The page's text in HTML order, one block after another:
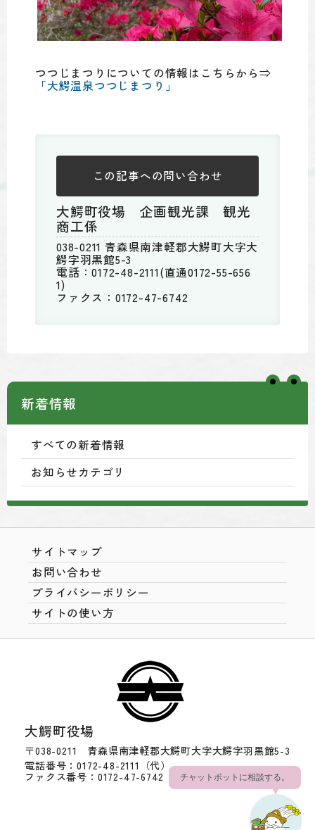
つつじまつりについての情報はこちらから⇒
「大鰐温泉つつじまつり」
この記事への問い合わせ
大鰐町役場 企画観光課 観光
商工係
038-0211 青森県南津軽郡大鰐町大字大
鰐字羽黒館5-3
電話：0172-48-2111(直通0172-55-656
1)
ファクス：0172-47-6742
新着情報
すべての新着情報
お知らせカテゴリ
サイトマップ
お問い合わせ
プライバシーポリシー
サイトの使い方
大鰐町役場
〒038-0211 青森県南津軽郡大鰐町大字大鰐字羽黒館5-3
電話番号：0172-48-2111（代）
ファクス番号：0172-47-6742
チャットボットに相談する。